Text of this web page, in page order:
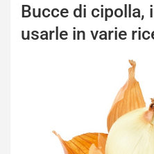
Bucce di cipolla,
usarle in varie